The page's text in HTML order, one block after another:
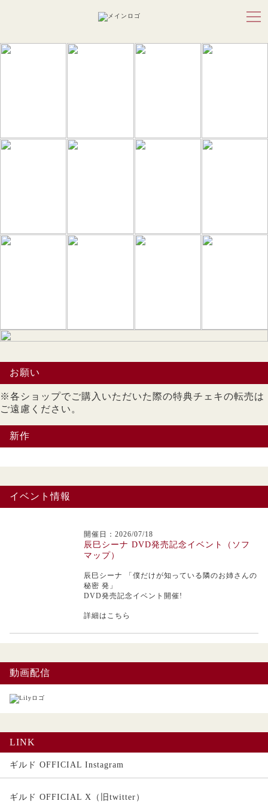
お願い
※各ショップでご購入いただいた際の特典チェキの転売は
ご遠慮ください。
新作
イベント情報
開催日：2026/07/18
辰巳シーナ DVD発売記念イベント（ソフ
マップ）
辰巳シーナ
「僕だけが知っている隣のお姉さんの
秘密 発」
DVD発売記念イベント開催!
詳細はこちら
動画配信
LINK
ギルド OFFICIAL Instagram
ギルド OFFICIAL X（旧twitter）